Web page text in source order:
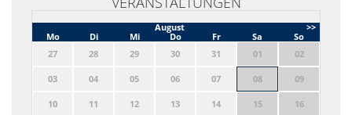
>>
August
Mo
Di Mi Do Fr Sa
So
27
28 29 30 31 01 02
03 04 05 06 07 08 09
10 11 12 13 14 15 16